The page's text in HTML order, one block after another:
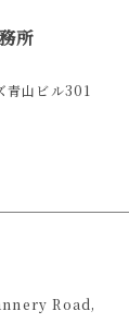
所
青山ビル301
Road,